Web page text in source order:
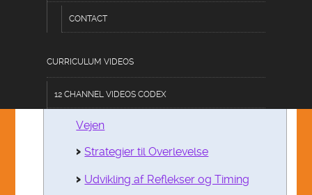
CONTACT
CURRICULUM VIDEOS
12 CHANNEL VIDEOS CODEX
TERMS OF USE DISCLOSURE
AC 101-AGRICULINARY
CF 303-CRAFTS & FURNISHINGS
Udholdenhed testes konstant på
danmark, hvor risikoen er overalt
Udfordringerne ved at Krydse
Vejen
Strategier til Overlevelse
Udvikling af Reflekser og Timing